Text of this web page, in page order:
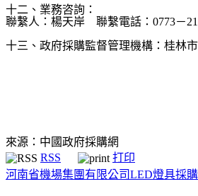
十二、業務咨詢：
聯繫人：楊天岸
聯繫電話： 0773－
十三、政府採購監督管理機構：桂林
來源：中國政府採購網
RSS
打印
河南省機場集團有限公司LED燈具採